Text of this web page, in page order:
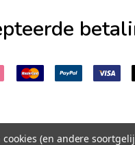
(en andere